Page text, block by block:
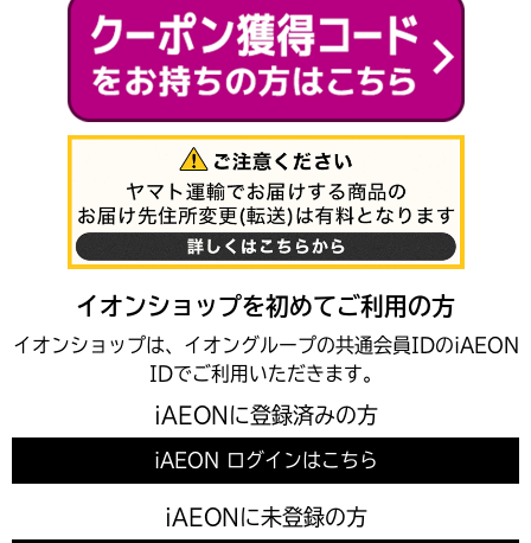
イオンショップを初めてご利用の方
イオンショップは、イオングループの共通会員IDのiAEON
IDでご利用いただきます。
iAEONに登録済みの方
iAEON ログインはこちら
iAEONに未登録の方